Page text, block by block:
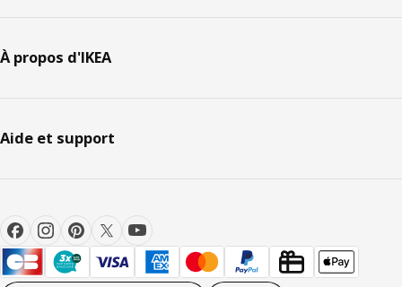
À propos d'IKEA
Aide et support